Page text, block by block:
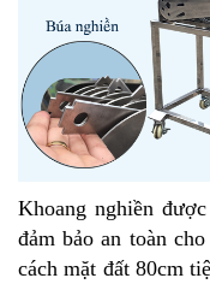
Khoang nghiền
đảm bảo an toàn
cách mặt đất 80cm